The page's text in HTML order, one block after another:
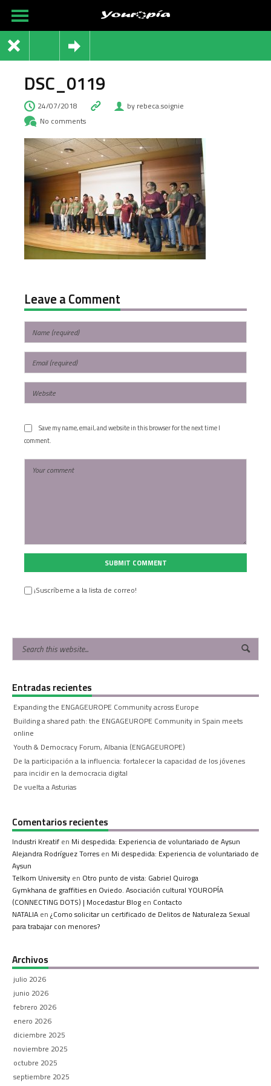
DSC_0119
24/07/2018
by rebeca.soignie
No comments
Leave a Comment
Save my name, email, and website in this browser for the next time I
comment.
SUBMIT COMMENT
¡Suscríbeme a la lista de correo!
Entradas recientes
Expanding the ENGAGEUROPE Community across Europe
Building a shared path: the ENGAGEUROPE Community in Spain meets
online
Youth & Democracy Forum, Albania (ENGAGEUROPE)
De la participación a la influencia: fortalecer la capacidad de los jóvenes
para incidir en la democracia digital
De vuelta a Asturias
Comentarios recientes
Industri Kreatif en Mi despedida: Experiencia de voluntariado de Aysun
Alejandra Rodríguez Torres en Mi despedida: Experiencia de voluntariado de
Aysun
Telkom University en Otro punto de vista: Gabriel Quiroga
Gymkhana de graffities en Oviedo. Asociación cultural YOUROPÍA
(CONNECTING DOTS) | Mocedastur Blog en Contacto
NATALIA en ¿Como solicitar un certificado de Delitos de Naturaleza Sexual
para trabajar con menores?
Archivos
julio 2026
junio 2026
febrero 2026
enero 2026
diciembre 2025
noviembre 2025
octubre 2025
septiembre 2025